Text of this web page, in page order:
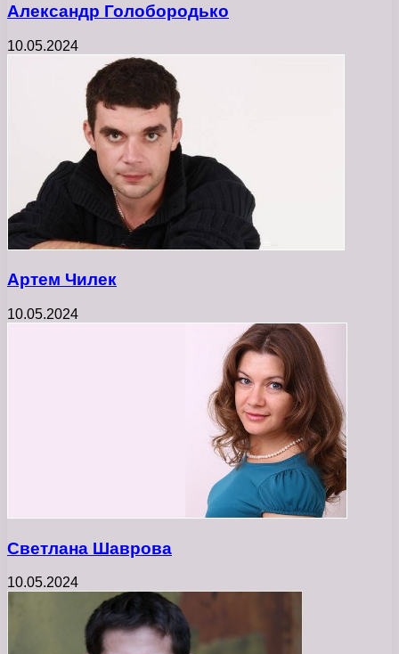
Александр Голобородько
10.05.2024
Артем Чилек
10.05.2024
Светлана Шаврова
10.05.2024